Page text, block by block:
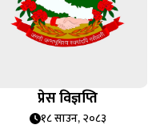
प्रेस विज्ञप्ति
१८ साउन, २०८३